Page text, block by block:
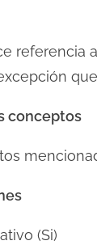
referencia
conceptos
(Si)